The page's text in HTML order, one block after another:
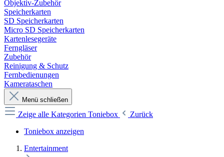
Objektiv-Zubehör
Speicherkarten
SD Speicherkarten
Micro SD Speicherkarten
Kartenlesegeräte
Ferngläser
Zubehör
Reinigung & Schutz
Fernbedienungen
Kamerataschen
Menü schließen
Zeige alle Kategorien Toniebox
Zurück
Toniebox anzeigen
Entertainment